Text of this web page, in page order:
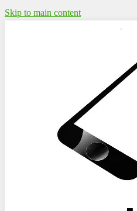
Skip to main content